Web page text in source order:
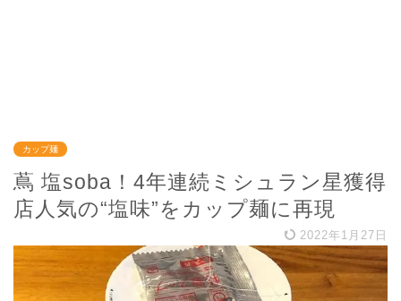
カップ麺
蔦 塩soba！4年連続ミシュラン星獲得
店人気の“塩味”をカップ麺に再現
2022年1月27日